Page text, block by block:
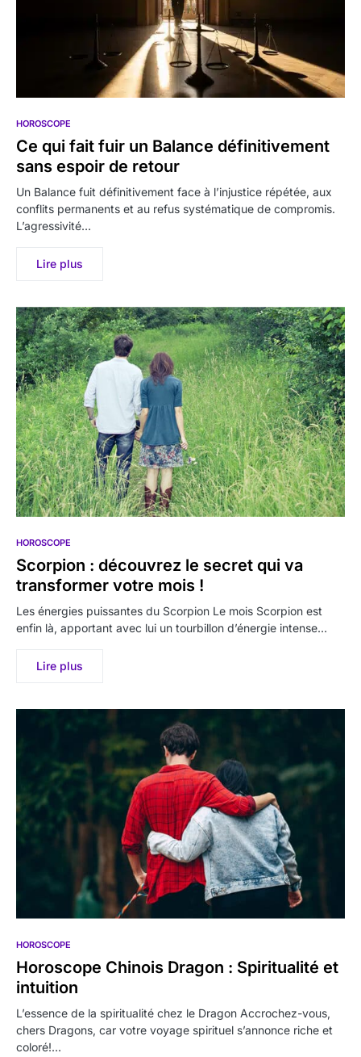
HOROSCOPE
Ce qui fait fuir un Balance définitivement
sans espoir de retour
Un Balance fuit définitivement face à l’injustice répétée, aux
conflits permanents et au refus systématique de compromis.
L’agressivité…
Lire plus
HOROSCOPE
Scorpion : découvrez le secret qui va
transformer votre mois !
Les énergies puissantes du Scorpion Le mois Scorpion est
enfin là, apportant avec lui un tourbillon d’énergie intense…
Lire plus
HOROSCOPE
Horoscope Chinois Dragon : Spiritualité et
intuition
L’essence de la spiritualité chez le Dragon Accrochez-vous,
chers Dragons, car votre voyage spirituel s’annonce riche et
coloré!…